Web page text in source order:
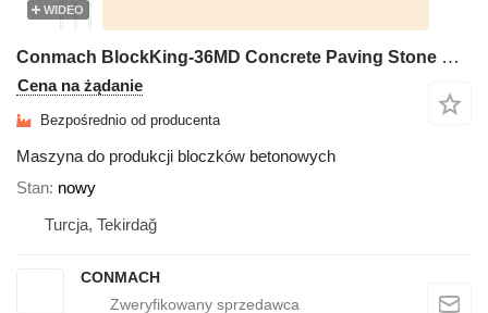
WIDEO
Conmach BlockKing-36MD Concrete Paving Stone Machine - 1.000 m2/shift
Cena na żądanie
Bezpośrednio od producenta
Maszyna do produkcji bloczków betonowych
Stan nowy
Turcja, Tekirdağ
CONMACH